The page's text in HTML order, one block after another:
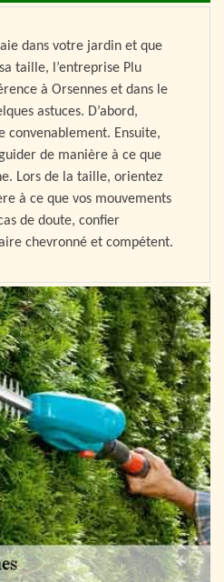
dans votre jardin et que
taille, l’entreprise Plu
à Orsennes et dans le
astuces. D’abord,
convenablement. Ensuite,
de manière à ce que
Lors de la taille, orientez
à ce que vos mouvements
de doute, confier
chevronné et compétent.